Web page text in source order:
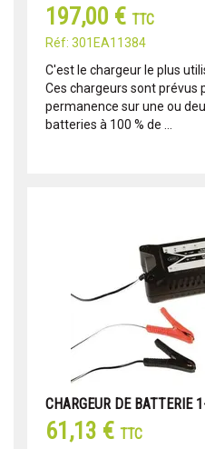
197,00 € TTC
Réf: 301EA11384
C'est le chargeur le plus
Ces chargeurs sont prévus
permanence sur une ou
batteries à 100 % de ...
CHARGEUR DE BATTERIE
61,13 € TTC